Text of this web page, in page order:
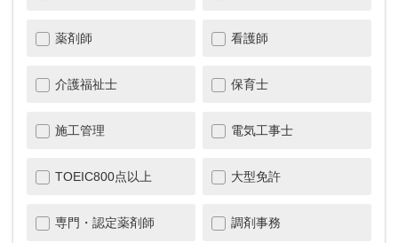
薬剤師 看護師
介護福祉士 保育士
施工管理 電気工事士
TOEIC800点以上 大型免許
専門・認定薬剤師 調剤事務